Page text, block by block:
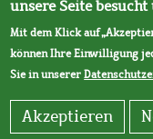
unsere Seite
Mit dem Klick auf
können Ihre Einwilligung
Sie in unserer
Akzeptieren